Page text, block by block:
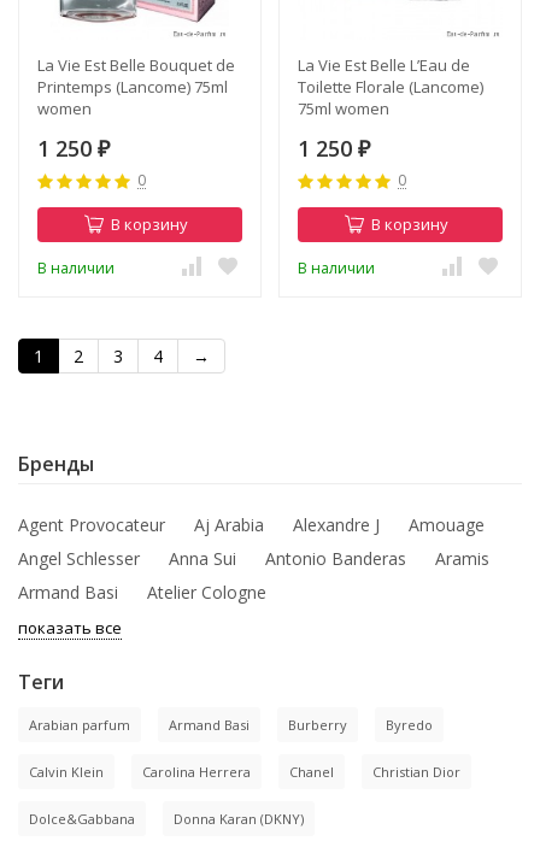
La Vie Est Belle Bouquet de
Printemps (Lancome) 75ml
women
1 250 ₽
0
В корзину
В наличии
La Vie Est Belle L’Eau de
Toilette Florale (Lancome)
75ml women
1 250 ₽
0
В корзину
В наличии
1 2 3 4 →
Бренды
Agent Provocateur Aj Arabia Alexandre J
Amouage
Angel Schlesser
Anna Sui Antonio Banderas
Aramis
Armand Basi
Atelier Cologne
показать все
Теги
Arabian parfum Armand Basi Burberry Byredo
Calvin Klein Carolina Herrera Chanel Christian Dior
Dolce&Gabbana Donna Karan (DKNY)